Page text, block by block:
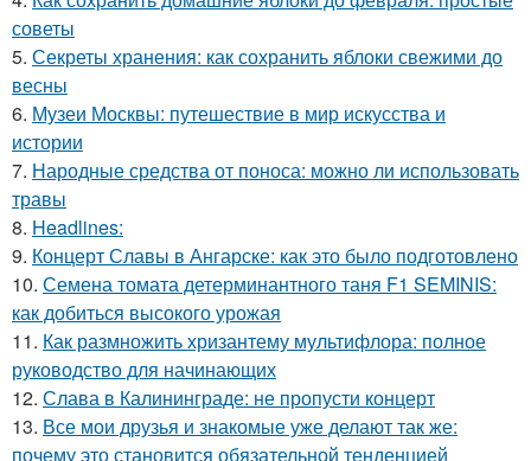
советы
5. Секреты хранения: как сохранить яблоки свежими до
весны
6. Музеи Москвы: путешествие в мир искусства и
истории
7. Народные средства от поноса: можно ли использовать
травы
8. Headlines:
9. Концерт Славы в Ангарске: как это было подготовлено
10. Семена томата детерминантного таня F1 SEMINIS:
как добиться высокого урожая
11. Как размножить хризантему мультифлора: полное
руководство для начинающих
12. Слава в Калининграде: не пропусти концерт
13. Все мои друзья и знакомые уже делают так же:
почему это становится обязательной тенденцией